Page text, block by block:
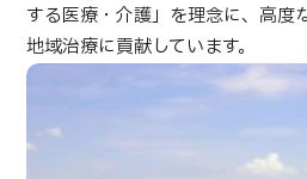
コンテンツピックアップ
する医療・介護」を理念に、高度
地域治療に貢献しています。